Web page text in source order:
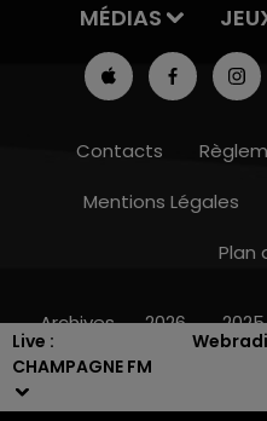
Live :
CHAMPAGNE FM
MÉDIAS
Contacts
Mentions Légales
Plan
Archives 2026 2025